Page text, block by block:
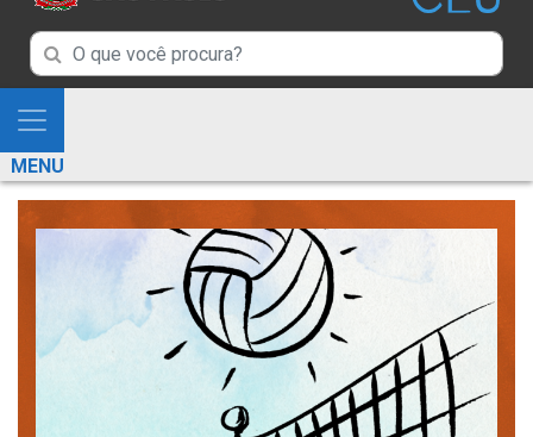
Campo
de
Busca
de
informações
Campo
de
de
informações
Mostra
e
Esconde
Menu
MENU